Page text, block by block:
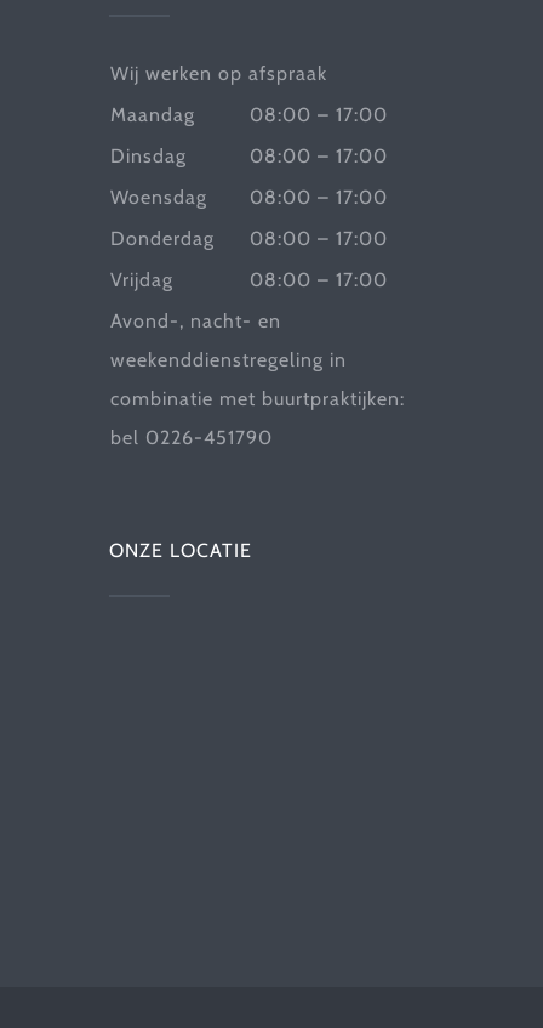
Wij werken op afspraak
Maandag
08:00 – 17:00
Dinsdag
08:00 – 17:00
Woensdag
08:00 – 17:00
Donderdag
08:00 – 17:00
Vrijdag
08:00 – 17:00
Avond-, nacht- en
weekenddienstregeling in
combinatie met buurtpraktijken:
bel 0226-451790
ONZE LOCATIE